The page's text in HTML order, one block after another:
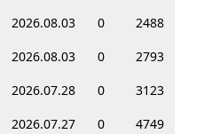
2026.08.03 0
2488
2026.08.03 0
2793
2026.07.28 0
3123
2026.07.27 0
4749